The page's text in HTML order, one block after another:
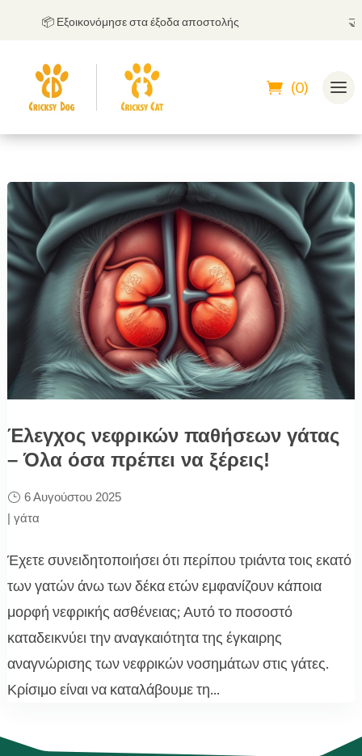
📦 Εξοικονόμησε στα έξοδα αποστολής
(0)
Έλεγχος νεφρικών παθήσεων γάτας
– Όλα όσα πρέπει να ξέρεις!
6 Αυγούστου 2025
| γάτα
Έχετε συνειδητοποιήσει ότι περίπου τριάντα τοις εκατό
των γατών άνω των δέκα ετών εμφανίζουν κάποια
μορφή νεφρικής ασθένειας; Αυτό το ποσοστό
καταδεικνύει την αναγκαιότητα της έγκαιρης
αναγνώρισης των νεφρικών νοσημάτων στις γάτες.
Κρίσιμο είναι να καταλάβουμε τη...